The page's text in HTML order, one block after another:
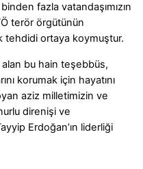
fazla vatandaşımızın
terör örgütünün
tehdidi ortaya koymuştur.
alan bu hain teşebbüs,
korumak için hayatını
aziz milletimizin ve
direnişi ve
Erdoğan’ın liderliği